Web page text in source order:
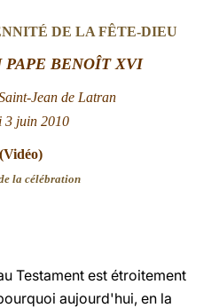
العربيّة
DE LA FÊTE-DIEU
BENOÎT XVI
Jean de Latran
3 juin 2010
(Vidéo)
la célébration
Testament est étroitement
aujourd'hui, en la